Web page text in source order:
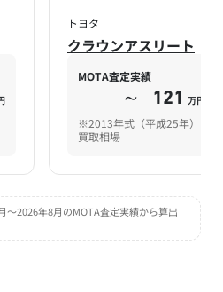
トヨタ
クラウンアスリート
MOTA査定実績
～ 121 万円
※2013年式（平成25年）
買取相場
2026年8月のMOTA査定実績から算出